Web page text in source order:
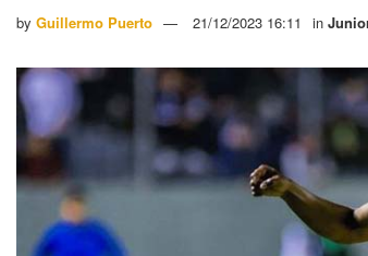
by Guillermo Puerto 21/12/2023 16:11 in